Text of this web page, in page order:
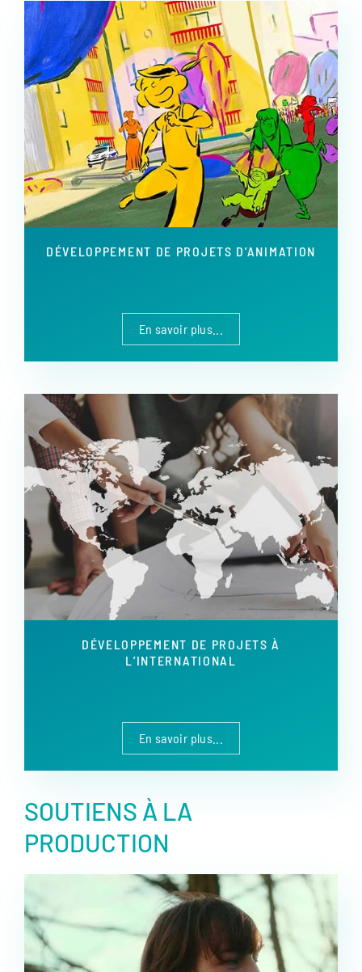
DÉVELOPPEMENT DE PROJETS D’ANIMATION
En savoir plus...
DÉVELOPPEMENT DE PROJETS À
L’INTERNATIONAL
En savoir plus...
SOUTIENS À LA
PRODUCTION